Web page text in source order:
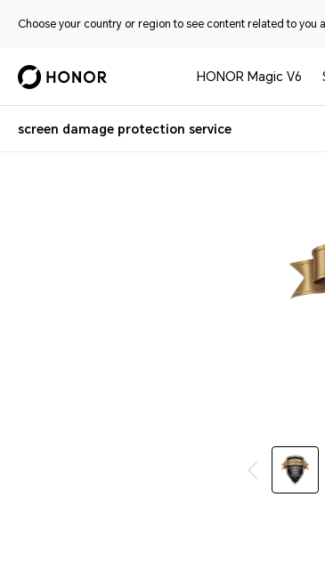
Choose your country or region to see content related to you
HONOR Magic V6
screen damage protection service